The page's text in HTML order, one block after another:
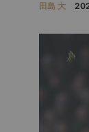
田島 大